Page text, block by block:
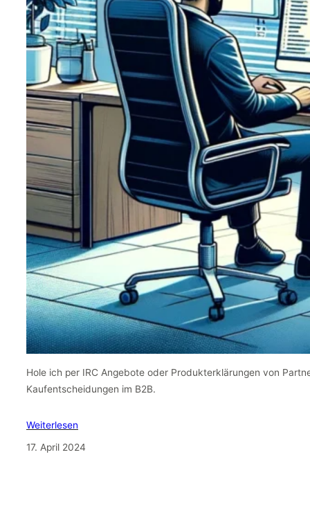
Hole ich per IRC Angebote oder Produkterklärungen von
Kaufentscheidungen im B2B.
Weiterlesen
17. April 2024